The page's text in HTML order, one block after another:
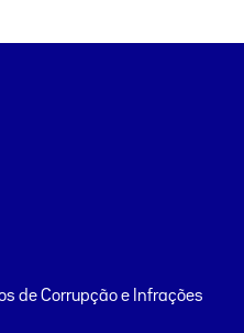
de Corrupção e Infrações